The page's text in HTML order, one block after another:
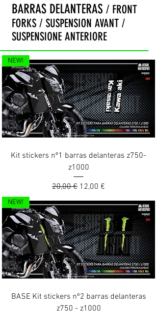
BARRAS DELANTERAS / FRONT
FORKS / SUSPENSION AVANT /
SUSPENSIONE ANTERIORE
NEW!
Kit stickers nº1 barras delanteras z750-
z1000
Prix original
20,00 € Prix promotionnel
12,00 €
NEW!
BASE Kit stickers nº2 barras delanteras
z750 - z1000